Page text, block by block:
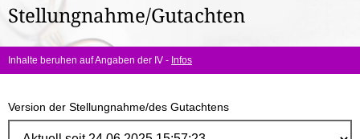
hier:
Stellungnahme/Gutachten
Inhalte beruhen auf Angaben der IV - Infos
Version der Stellungnahme/des Gutachtens